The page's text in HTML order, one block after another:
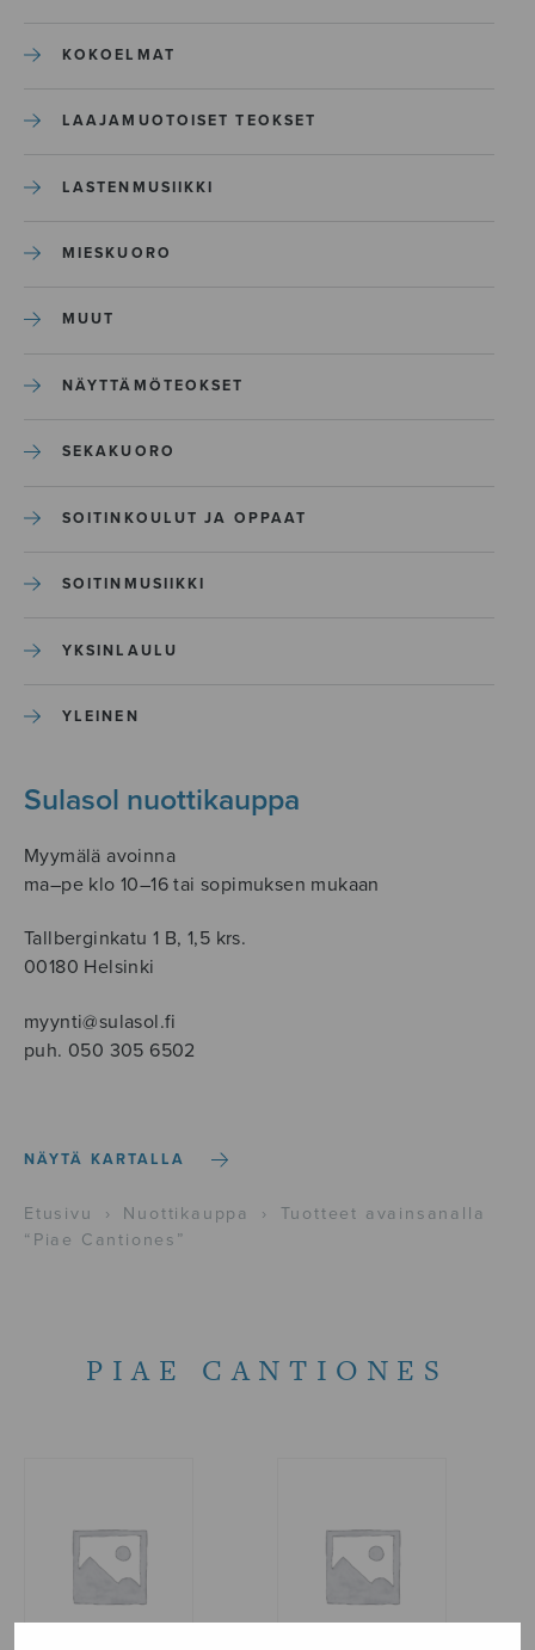
KOKOELMAT
LAAJAMUOTOISET TEOKSET
LASTENMUSIIKKI
MIESKUORO
MUUT
NÄYTTÄMÖTEOKSET
SEKAKUORO
SOITINKOULUT JA OPPAAT
SOITINMUSIIKKI
YKSINLAULU
YLEINEN
Sulasol nuottikauppa
Myymälä avoinna
ma–pe klo 10–16 tai sopimuksen mukaan
Tallberginkatu 1 B, 1,5 krs.
00180 Helsinki
myynti@sulasol.fi
puh. 050 305 6502
NÄYTÄ KARTALLA
Etusivu › Nuottikauppa ›
Tuotteet avainsanalla
“Piae Cantiones”
PIAE CANTIONES